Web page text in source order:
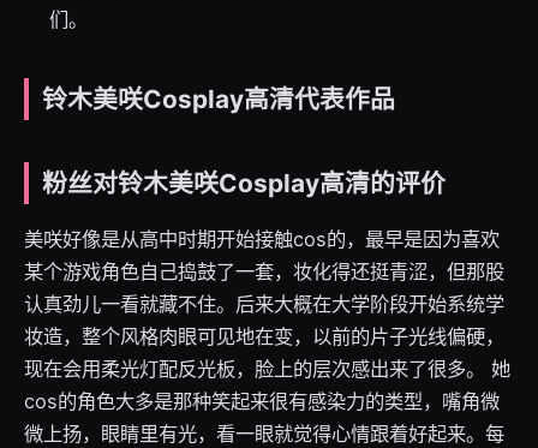
们。
铃木美咲Cosplay高清代表作品
粉丝对铃木美咲Cosplay高清的评价
美咲好像是从高中时期开始接触cos的，最早是因为喜欢
某个游戏角色自己捣鼓了一套，妆化得还挺青涩，但那股
认真劲儿一看就藏不住。后来大概在大学阶段开始系统学
妆造，整个风格肉眼可见地在变，以前的片子光线偏硬，
现在会用柔光灯配反光板，脸上的层次感出来了很多。 她
cos的角色大多是那种笑起来很有感染力的类型，嘴角微
微上扬，眼睛里有光，看一眼就觉得心情跟着好起来。每